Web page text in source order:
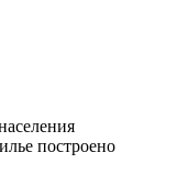
построено